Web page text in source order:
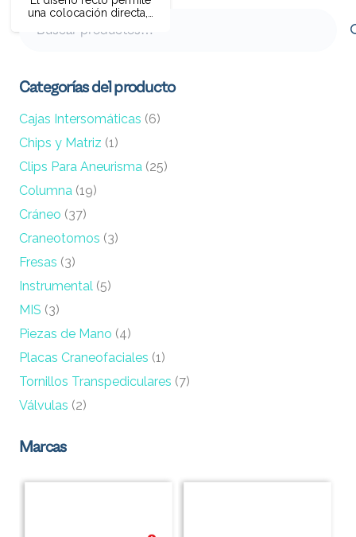
una colocación directa,…
Buscar
Categorías del producto
Cajas Intersomáticas (6)
Chips y Matriz (1)
Clips Para Aneurisma (25)
Columna (19)
Cráneo (37)
Craneotomos (3)
Fresas (3)
Instrumental (5)
MIS (3)
Piezas de Mano (4)
Placas Craneofaciales (1)
Tornillos Transpediculares (7)
Válvulas (2)
Marcas